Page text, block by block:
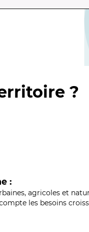
?
:
agricoles et
les besoins